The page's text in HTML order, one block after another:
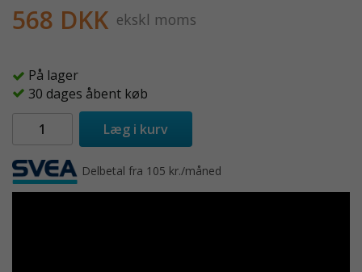
568 DKK ekskl moms
På lager
30 dages åbent køb
Læg i kurv
Delbetal fra 105 kr./måned